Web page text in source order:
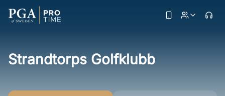
Strandtorps Golfklubb